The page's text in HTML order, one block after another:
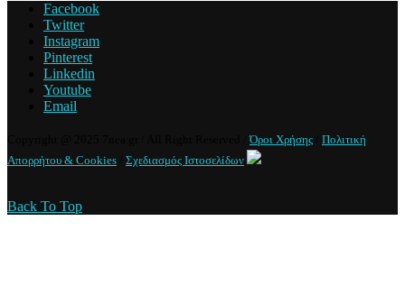
Facebook
Twitter
Instagram
Pinterest
Linkedin
Youtube
Email
Copyright @ 2025 7nea.gr / All Right Reserved /Όροι Χρήσης
Πολιτική
Απορρήτου & Cookies
Σχεδιασμός Ιστοσελίδων
Back To Top